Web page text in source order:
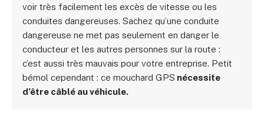
voir très facilement les excès de vitesse ou les
conduites dangereuses. Sachez qu’une conduite
dangereuse ne met pas seulement en danger le
conducteur et les autres personnes sur la route :
c’est aussi très mauvais pour votre entreprise. Petit
bémol cependant : ce mouchard GPS nécessite
d’être câblé au véhicule.